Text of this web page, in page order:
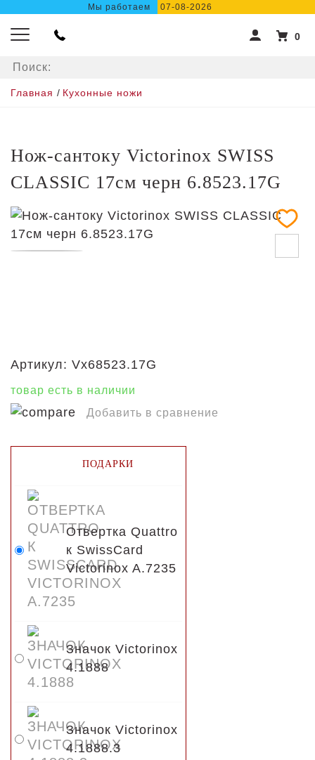
Мы работаем 07-08-2026
0
Главная / Кухонные ножи
Нож-сантоку Victorinox SWISS
CLASSIC 17см черн 6.8523.17G
Артикул: Vx68523.17G
товар есть в наличии
Добавить в сравнение
ПОДАРКИ
Отвертка Quattro
к SwissCard
Victorinox A.7235
Значок Victorinox
4.1888
Значок Victorinox
4.1888.3